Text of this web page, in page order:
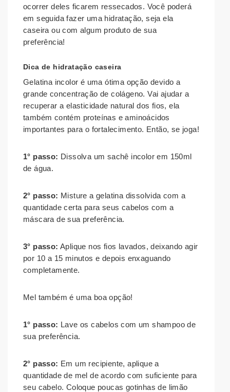
ocorrer deles ficarem ressecados. Você poderá
em seguida fazer uma hidratação, seja ela
caseira ou com algum produto de sua
preferência!
Dica de hidratação caseira
Gelatina incolor é uma ótima opção devido a
grande concentração de colágeno. Vai ajudar a
recuperar a elasticidade natural dos fios, ela
também contém proteínas e aminoácidos
importantes para o fortalecimento. Então, se joga!
1° passo: Dissolva um sachê incolor em 150ml
de água.
2° passo: Misture a gelatina dissolvida com a
quantidade certa para seus cabelos com a
máscara de sua preferência.
3° passo: Aplique nos fios lavados, deixando agir
por 10 a 15 minutos e depois enxaguando
completamente.
Mel também é uma boa opção!
1° passo: Lave os cabelos com um shampoo de
sua preferência.
2° passo: Em um recipiente, aplique a
quantidade de mel de acordo com suficiente para
seu cabelo. Coloque poucas gotinhas de limão